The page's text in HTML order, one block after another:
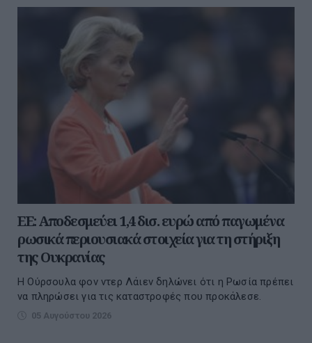
ΕΕ: Αποδεσμεύει 1,4 δισ. ευρώ από παγωμένα
ρωσικά περιουσιακά στοιχεία για τη στήριξη
της Ουκρανίας
Η Ούρσουλα φον ντερ Λάιεν δηλώνει ότι η Ρωσία πρέπει
να πληρώσει για τις καταστροφές που προκάλεσε.
05 Αυγούστου 2026